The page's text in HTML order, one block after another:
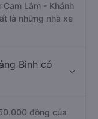
Lâm - Khánh
là những nhà xe
Bình có
đồng của